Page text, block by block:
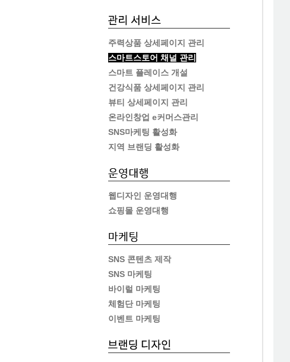
주력상품 상세페이지 관리
스마트스토어 채널 관리
스마트 플레이스 개설
건강식품 상세페이지 관리
뷰티 상세페이지 관리
온라인창업 e커머스관리
SNS마케팅 활성화
지역 브랜딩 활성화
웹디자인 운영대행
쇼핑몰 운영대행
SNS 콘텐츠 제작
SNS 마케팅
바이럴 마케팅
체험단 마케팅
이벤트 마케팅